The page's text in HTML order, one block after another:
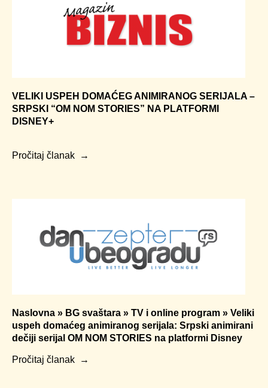
VELIKI USPEH DOMAĆEG ANIMIRANOG SERIJALA –
SRPSKI “OM NOM STORIES” NA PLATFORMI
DISNEY+
Pročitaj članak
Naslovna » BG svaštara » TV i online program » Veliki
uspeh domaćeg animiranog serijala: Srpski animirani
dečiji serijal OM NOM STORIES na platformi Disney
Pročitaj članak